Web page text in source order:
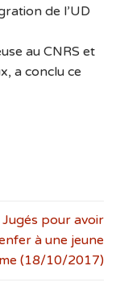
de l’UD
au CNRS et
a conclu ce
Jugés pour avoir
à une jeune
(18/10/2017)